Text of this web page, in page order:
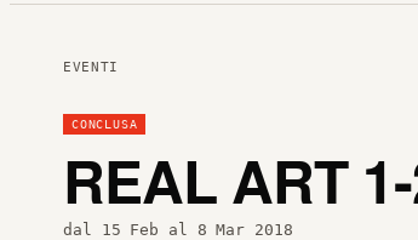
EVENTI
CONCLUSA
REAL ART
dal 15 Feb al 8 Mar 2018